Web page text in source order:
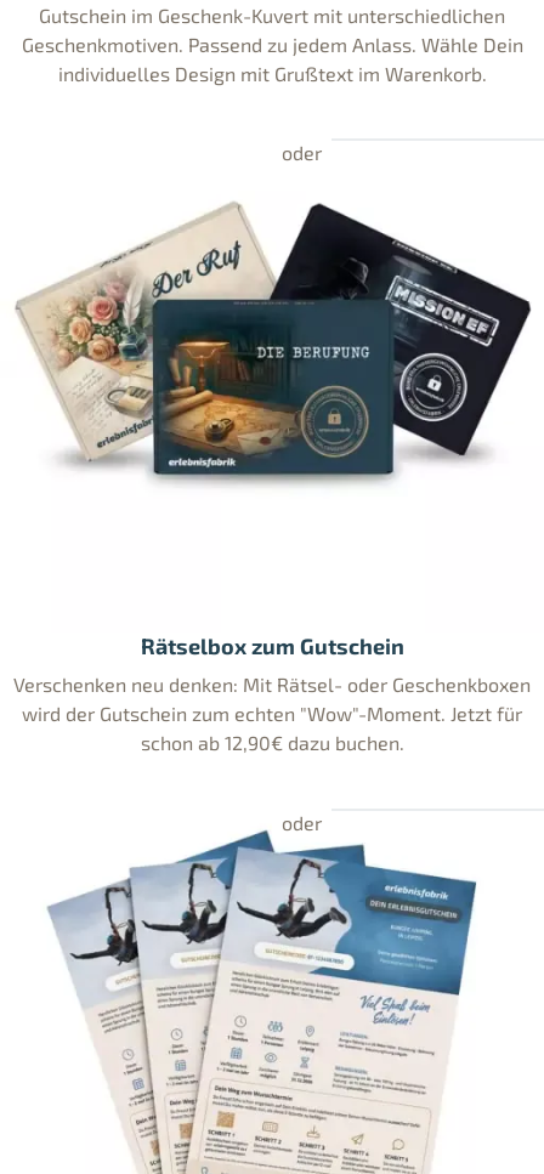
Gutschein im Geschenk-Kuvert mit unterschiedlichen
Geschenkmotiven. Passend zu jedem Anlass. Wähle Dein
individuelles Design mit Grußtext im Warenkorb.
Rätselbox zum Gutschein
Verschenken neu denken: Mit Rätsel- oder Geschenkboxen
wird der Gutschein zum echten "Wow"-Moment. Jetzt für
schon ab 12,90€ dazu buchen.